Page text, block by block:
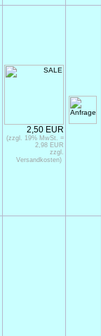
2,50 EUR
(zzgl. 19% MwSt. =
2,98 EUR
zzgl.
Versandkosten)